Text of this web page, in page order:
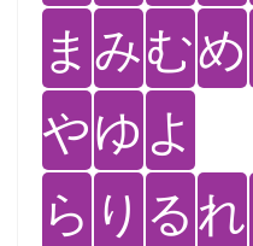
ま みむめ
やゆ よ
ら り るれ